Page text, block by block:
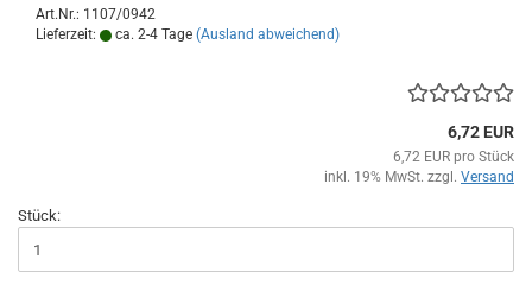
Art.Nr.: 1107/0942
Lieferzeit:
ca. 2-4 Tage (Ausland abweichend)
6,72 EUR
6,72 EUR pro Stück
inkl. 19% MwSt. zzgl. Versand
Stück: